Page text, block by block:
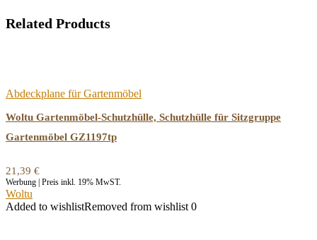
Related Products
Abdeckplane für Gartenmöbel
Woltu Gartenmöbel-Schutzhülle, Schutzhülle für Sitzgruppe
Gartenmöbel GZ1197tp
21,39 €
Werbung | Preis inkl. 19% MwST.
Woltu
Added to wishlistRemoved from wishlist 0